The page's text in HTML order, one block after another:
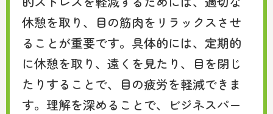
休憩を取り、目の筋肉をリラックスさせ
ることが重要です。具体的には、定期的
に休憩を取り、遠くを見たり、目を閉じ
たりすることで、目の疲労を軽減できま
す。理解を深めることで、ビジネスパー